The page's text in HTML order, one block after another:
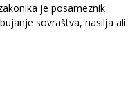
je posameznik
sovraštva, nasilja ali